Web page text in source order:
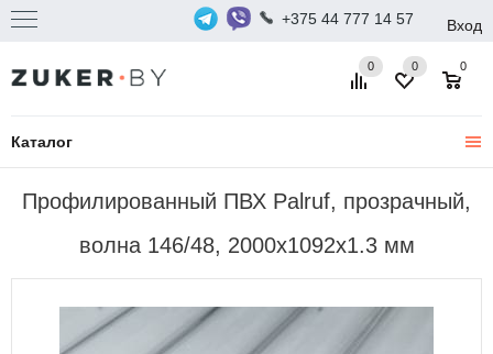
+375 44 777 14 57 Вход
Каталог
0 0
0
Профилированный ПВХ Palruf, прозрачный,
волна 146/48, 2000х1092x1.3 мм